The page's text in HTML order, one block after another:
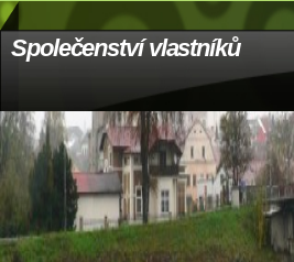
Společenství vlastníků